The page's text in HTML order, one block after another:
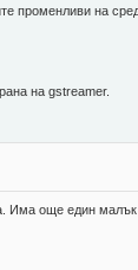
променливи на
на gstreamer.
Има още един